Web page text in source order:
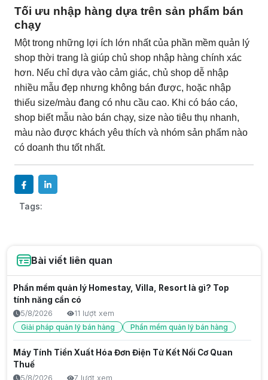
Tối ưu nhập hàng dựa trên sản phẩm bán
chạy
Một trong những lợi ích lớn nhất của phần mềm quản lý
shop thời trang là giúp chủ shop nhập hàng chính xác
hơn. Nếu chỉ dựa vào cảm giác, chủ shop dễ nhập
nhiều mẫu đẹp nhưng không bán được, hoặc nhập
thiếu size/màu đang có nhu cầu cao. Khi có báo cáo,
shop biết mẫu nào bán chạy, size nào tiêu thụ nhanh,
màu nào được khách yêu thích và nhóm sản phẩm nào
có doanh thu tốt nhất.
Tags:
Bài viết liên quan
Phần mềm quản lý Homestay, Villa, Resort là gì? Top
tính năng cần có
5/8/2026
11 lượt xem
Giải pháp quản lý bán hàng
Phần mềm quản lý bán hàng
Máy Tính Tiền Xuất Hóa Đơn Điện Tử Kết Nối Cơ Quan
Thuế
5/8/2026 7 lượt xem